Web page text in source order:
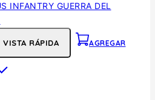
VISTA RÁPIDA AGREGAR